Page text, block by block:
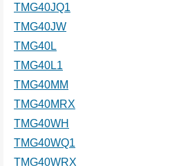
TMG40JQ1
TMG40JW
TMG40L
TMG40L1
TMG40MM
TMG40MRX
TMG40WH
TMG40WQ1
TMG40WRX